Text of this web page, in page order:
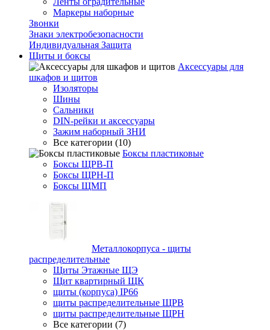
Маркеры наборные
Звонки
Знаки электробезопасности
Индивидуальная Защита
Щиты и боксы
Аксессуары для
шкафов и щитов
Изоляторы
Шины
Сальники
DIN-рейки и аксессуары
Зажим наборный ЗНИ
Все категории (10)
Боксы пластиковые
Боксы ЩРВ-П
Боксы ЩРН-П
Боксы ЩМП
Металлокорпуса - щиты
распределительные
Щиты Этажные ЩЭ
Щит квартирный ЩК
щиты (корпуса) IP66
щиты распределительные ЩРВ
щиты распределительные ЩРН
Все категории (7)